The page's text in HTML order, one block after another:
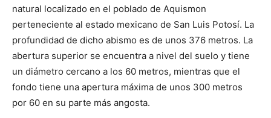
natural localizado en el poblado de Aquismon
perteneciente al estado mexicano de San Luis Potosí. La
profundidad de dicho abismo es de unos 376 metros. La
abertura superior se encuentra a nivel del suelo y tiene
un diámetro cercano a los 60 metros, mientras que el
fondo tiene una apertura máxima de unos 300 metros
por 60 en su parte más angosta.